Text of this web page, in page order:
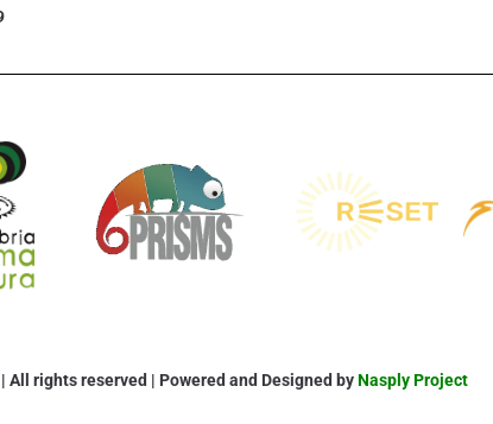
All rights reserved | Powered and Designed byNasply Project